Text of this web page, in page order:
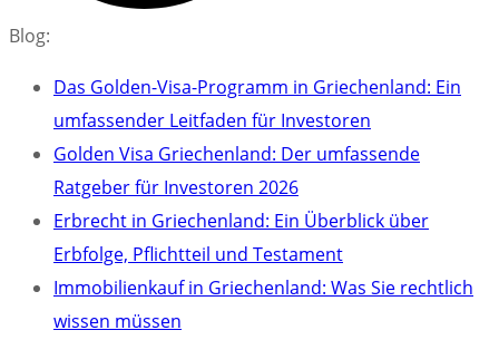
Blog:
Das Golden-Visa-Programm in Griechenland: Ein
umfassender Leitfaden für Investoren
Golden Visa Griechenland: Der umfassende
Ratgeber für Investoren 2026
Erbrecht in Griechenland: Ein Überblick über
Erbfolge, Pflichtteil und Testament
Immobilienkauf in Griechenland: Was Sie rechtlich
wissen müssen